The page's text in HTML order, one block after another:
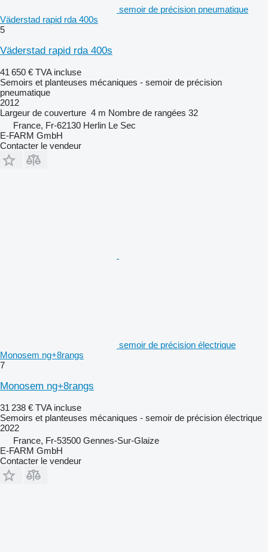
semoir de précision pneumatique
Väderstad rapid rda 400s
5
Väderstad rapid rda 400s
41 650 € TVA incluse
Semoirs et planteuses mécaniques - semoir de précision
pneumatique
2012
Largeur de couverture 4 m Nombre de rangées 32
France, Fr-62130 Herlin Le Sec
E-FARM GmbH
Contacter le vendeur
semoir de précision électrique
Monosem ng+8rangs
7
Monosem ng+8rangs
31 238 € TVA incluse
Semoirs et planteuses mécaniques - semoir de précision électrique
2022
France, Fr-53500 Gennes-Sur-Glaize
E-FARM GmbH
Contacter le vendeur